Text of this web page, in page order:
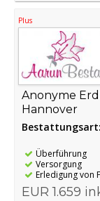
Plus
Anonyme
Hannover
Bestattungsart:
Überführung
Versorgung
Erledigung von
EUR 1.659